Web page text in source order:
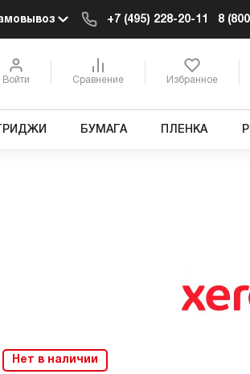
+7 (495) 228-20-11 8
Войти Сравнение Избранное
БУМАГА ПЛЕНКА
Нет в наличии